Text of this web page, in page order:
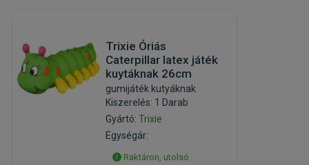
Trixie Óriás
Caterpillar latex játék
kuytáknak 26cm
gumijáték kutyáknak
Kiszerelés: 1 Darab
Gyártó:Trixie
Egységár:
Raktáron, utolsó